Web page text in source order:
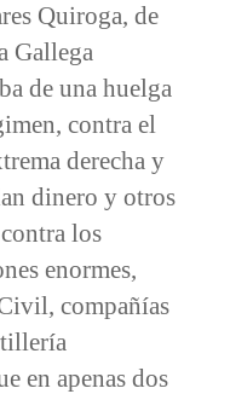
Quiroga, de
Gallega
de una huelga
contra el
derecha y
dinero y otros
los
enormes,
compañías
en apenas dos